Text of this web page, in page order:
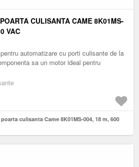
CULISANTA CAME 8K01MS-
VAC
automatizare cu porti culisante de la
sa un motor ideal pentru
culisanta Came 8K01MS-004, 18 m, 600